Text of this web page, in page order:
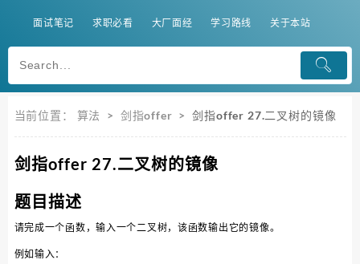
面试笔记 求职必看 大厂面经 学习路线 关于本站
当前位置： 算法 > 剑指offer >剑指offer 27.二叉树的镜像
剑指offer 27.二叉树的镜像
题目描述
请完成一个函数，输入一个二叉树，该函数输出它的镜像。
例如输入：